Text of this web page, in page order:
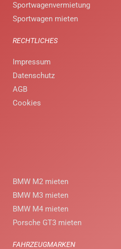
Sportwagenvermietung
Sportwagen mieten
RECHTLICHES
Impressum
Datenschutz
AGB
Cookies
BMW M2 mieten
BMW M3 mieten
BMW M4 mieten
Porsche GT3 mieten
FAHRZEUGMARKEN